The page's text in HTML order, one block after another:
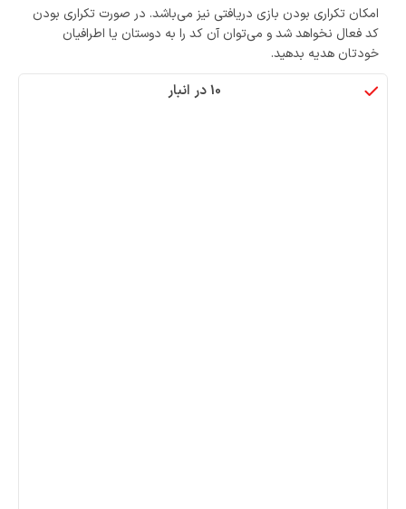
امکان تکراری بودن بازی دریافتی نیز می‌باشد. در صورت تکراری بودن
کد فعال نخواهد شد و می‌توان آن کد را به دوستان یا اطرافیان
خودتان هدیه بدهید.
10 در انبار